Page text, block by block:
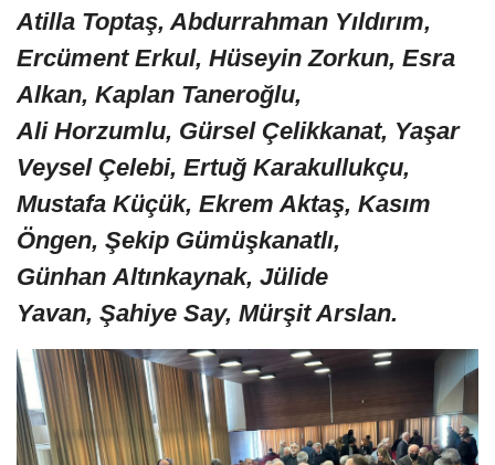
Atilla Toptaş, Abdurrahman Yıldırım,
Ercüment Erkul, Hüseyin Zorkun, Esra
Alkan, Kaplan Taneroğlu,
Ali Horzumlu, Gürsel Çelikkanat, Yaşar
Veysel Çelebi, Ertuğ Karakullukçu,
Mustafa Küçük, Ekrem Aktaş, Kasım
Öngen, Şekip Gümüşkanatlı,
Günhan Altınkaynak, Jülide
Yavan, Şahiye Say, Mürşit Arslan.